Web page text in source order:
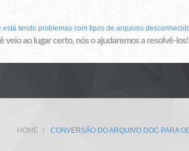
está tendo problemas com tipos de arquivos
veio ao lugar certo, nós o ajudaremos a resolvê-los!
HOME CONVERSÃO DO ARQUIVO DOC PARA